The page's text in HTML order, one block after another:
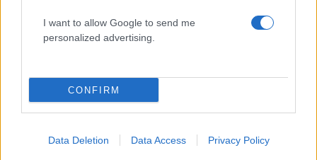
I want to allow Google to send me
personalized advertising.
CONFIRM
Data Deletion Data Access Privacy Policy
26.10.20
Λευκορωσία: “Έφαγαν πόρτα” στα σύνορα
γιατί ήταν… γεροδεμένοι